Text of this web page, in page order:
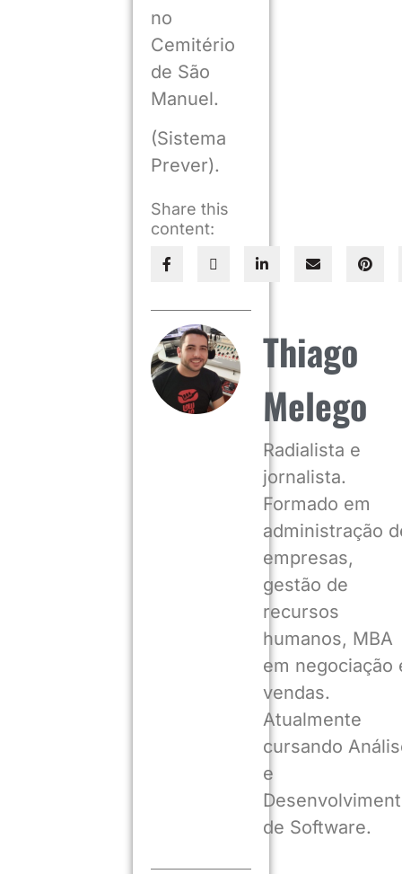
no
Cemitério
de São
Manuel.
(Sistema
Prever).
Share this
content:
Thiago
Melego
Radialista e
jornalista.
Formado em
administração
empresas,
gestão de
recursos
humanos, MBA
em negociação
vendas.
Atualmente
cursando
e
de Software.